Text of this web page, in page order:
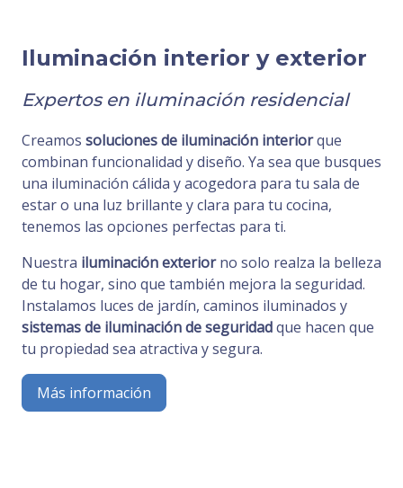
Iluminación interior y exterior
Expertos en iluminación residencial
Creamos soluciones de iluminación interiorque
combinan funcionalidad y diseño. Ya sea que busques
una iluminación cálida y acogedora para tu sala de
estar o una luz brillante y clara para tu cocina,
tenemos las opciones perfectas para ti.
Nuestra iluminación exteriorno solo realza la belleza
de tu hogar, sino que también mejora la seguridad.
Instalamos luces de jardín, caminos iluminados y
sistemas de iluminación de seguridadque hacen que
tu propiedad sea atractiva y segura.
Más información